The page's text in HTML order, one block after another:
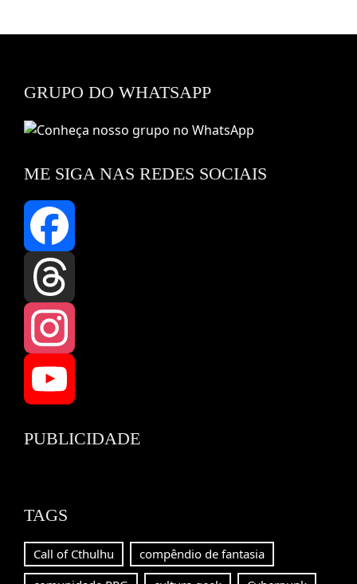
GRUPO DO WHATSAPP
ME SIGA NAS REDES SOCIAIS
Facebook
Threads
Instagram
YouTube
PUBLICIDADE
TAGS
Call of Cthulhu
compêndio de fantasia